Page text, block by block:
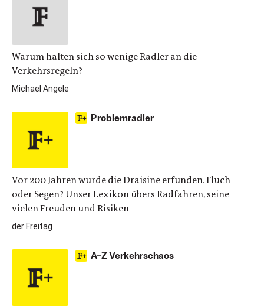
Warum halten sich so wenige Radler an die
Verkehrsregeln?
Michael Angele
Problemradler
Vor 200 Jahren wurde die Draisine erfunden. Fluch
oder Segen? Unser Lexikon übers Radfahren, seine
vielen Freuden und Risiken
der Freitag
A–Z Verkehrschaos